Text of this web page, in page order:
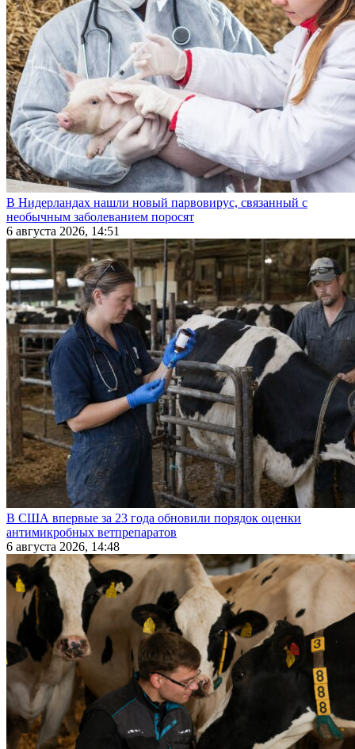
В Нидерландах нашли новый парвовирус, связанный с
необычным заболеванием поросят
6 августа 2026, 14:51
В США впервые за 23 года обновили порядок оценки
антимикробных ветпрепаратов
6 августа 2026, 14:48